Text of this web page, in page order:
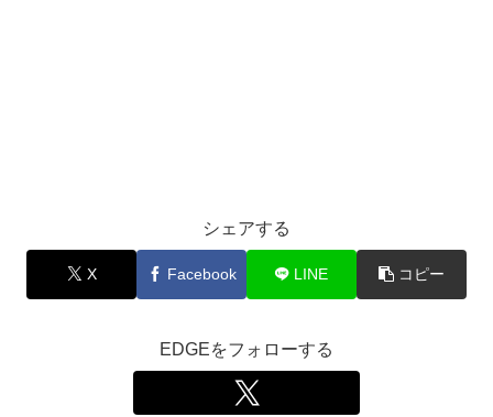
シェアする
X Facebook LINE コピー
EDGEをフォローする